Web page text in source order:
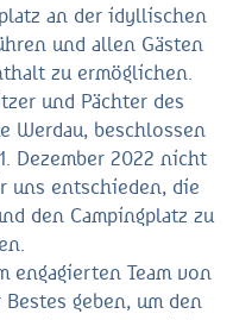
an der idyllischen
und allen Gästen
zu ermöglichen.
und Pächter des
Werdau, beschlossen
Dezember 2022 nicht
uns entschieden, die
den Campingplatz zu
engagierten Team von
geben, um den